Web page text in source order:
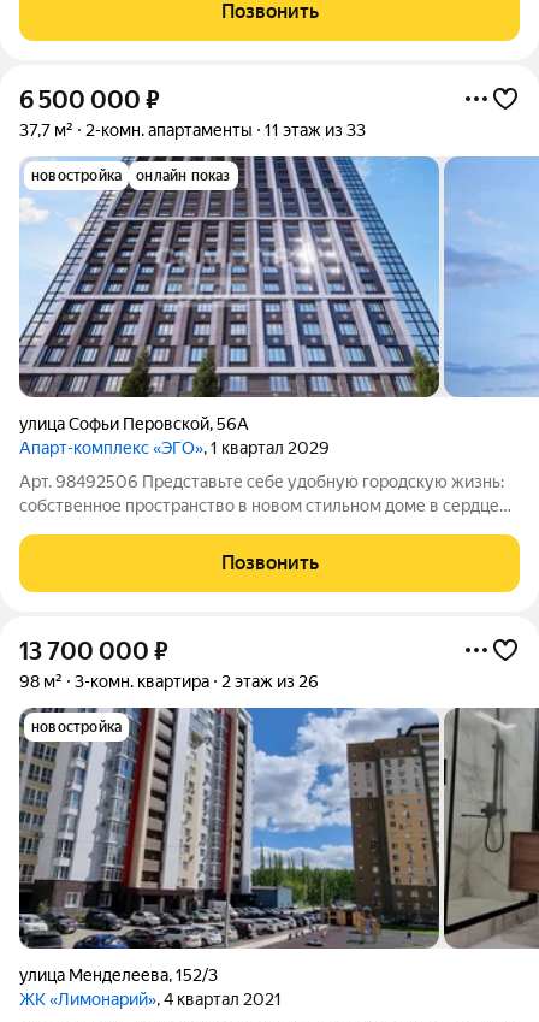
духовой шкаф,
Позвонить
6 500 000 ₽
37,7 м² 2-комн. апартаменты 11 этаж из 33
новостройка онлайн показ
улица Софьи Перовской,56А
Апарт-комплекс «ЭГО», 1 квартал 2029
Арт. 98492506 Представьте себе удобную городскую жизнь:
собственное пространство в новом стильном доме в сердце
двухкомнатная апартаменты на 11 этаже высокого 33-
этажного
Позвонить
13 700 000 ₽
98 м² 3-комн. квартира 2 этаж из 26
новостройка
улица Менделеева,152/3
ЖК «Лимонарий», 4 квартал 2021